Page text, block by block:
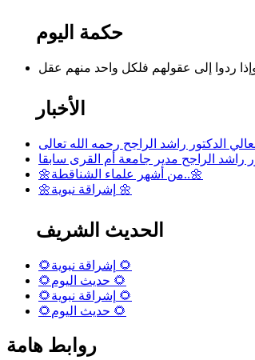
حكمة اليوم
الأخبار
الدكتور راشد الراجح رحمه الله تعالى
راشد الراجح مدير جامعة أم القرى سابقا
🌼من أشهر علماء الشناقطة..🌼
🌼إشراقة نبوية 🌼
الحديث الشريف
🌻إشراقة نبوية 🌻
🌻حديث اليوم 🌻
🌻إشراقة نبوية 🌻
🌻حديث اليوم 🌻
روابط هامة